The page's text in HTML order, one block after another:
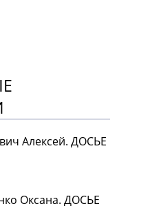
Алексей. ДОСЬЕ
Оксана. ДОСЬЕ